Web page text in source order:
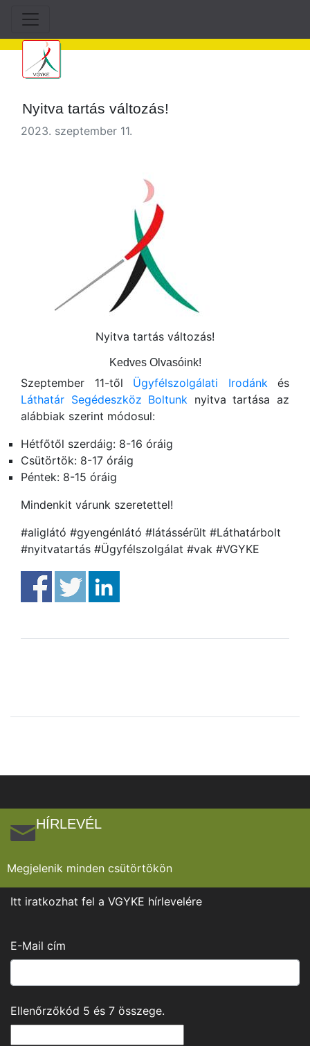
Nyitva tartás változás!
2023. szeptember 11.
Nyitva tartás változás!
Kedves Olvasóink!
Szeptember 11-től Ügyfélszolgálati Irodánkés
Láthatár Segédeszköz Boltunk nyitva tartása az
alábbiak szerint módosul:
Hétfőtől szerdáig: 8-16 óráig
Csütörtök: 8-17 óráig
Péntek: 8-15 óráig
Mindenkit várunk szeretettel!
#aliglátó #gyengénlátó #látássérült #Láthatárbolt
#nyitvatartás #Ügyfélszolgálat #vak #VGYKE
HÍRLEVÉL
Megjelenik minden csütörtökön
Itt iratkozhat fel a VGYKE hírlevelére
E-Mail cím
Ellenőrzőkód 5 és 7 összege.